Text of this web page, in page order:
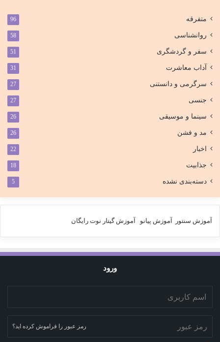
متفرقه 96
روانشناسی 58
سفر و گردشگری 51
آداب معاشرت 31
سرگرمی و دانستنی 27
جنسی 27
سینما و موسیقی 26
مد و فشن 26
اخبار 22
جذابیت 18
دسته‌بندی نشده 5
آموزش سنتور آموزش پیانو آموزش گیتار نوت رایگان
ورود
رمز عبور را فراموش کرده اید؟